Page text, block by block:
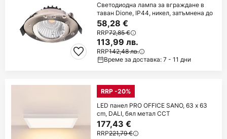
Светодиодна лампа за вграждане в
таван Dione, IP44, никел, затъмнена до
58,28 €
RRP72,85 €
113,99 лв.
RRP142,48 лв.
Време за доставка: 7 - 11 дни
RRP -20%
LED панел PRO OFFICE SANO, 63 x 63
cm, DALI, бял метал CCT
177,43 €
RRP221,79 €